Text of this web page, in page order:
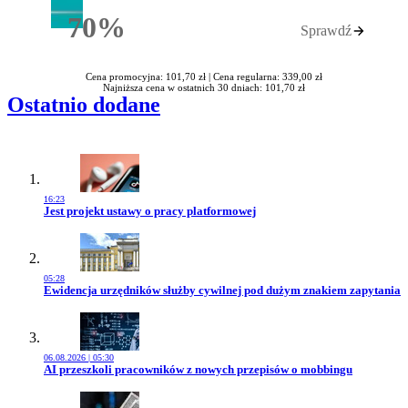
70%Rabatu Sprawdź
Cena promocyjna: 101,70 zł | Cena regularna: 339,00 zł
Najniższa cena w ostatnich 30 dniach: 101,70 zł
Ostatnio dodane
16:23
Przejdź do artykułu:
Jest projekt ustawy o pracy platformowej
05:28
Przejdź do artykułu:
Ewidencja urzędników służby cywilnej pod dużym znakiem zapytania
06.08.2026 | 05:30
Przejdź do artykułu:
AI przeszkoli pracowników z nowych przepisów o mobbingu